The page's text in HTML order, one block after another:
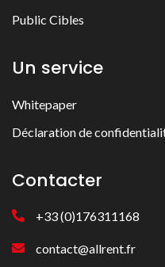
Public Cibles
Un service
Whitepaper
Déclaration de
Contacter
+33 (0)176311168
contact@allrent.fr